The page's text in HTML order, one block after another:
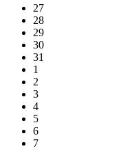
Skip
calendar
days
27
28
29
30
31
1
2
3
4
5
6
7